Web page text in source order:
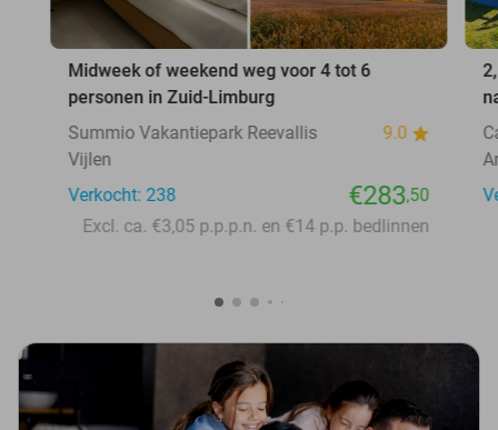
Midweek of weekend weg voor 4 tot 6
personen in Zuid-Limburg
Summio Vakantiepark Reevallis
9.0
Vijlen
Verkocht: 238
€283,50
Excl. ca. €3,05 p.p.p.n. en €14 p.p. bedlinnen